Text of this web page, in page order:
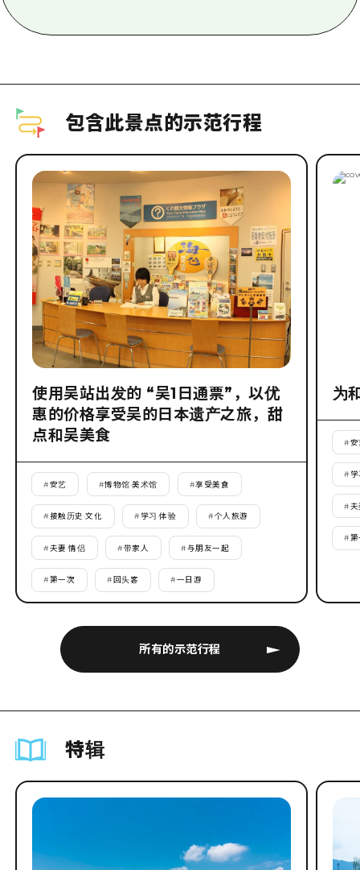
包含此景点的示范行程
所有的示范行程
使用吴站出发的 “吴1日通票”，以优
惠的价格享受吴的日本遗产之旅，甜
点和吴美食
#安艺 #博物馆·美术馆 #享受美食
#接触历史·文化 # 学习·体验 #个人旅游
#夫妻·情侣 #带家人 #与朋友一起
#第一次 # 回头客 #一日游
为
#安
# 学
#夫
#第
特辑